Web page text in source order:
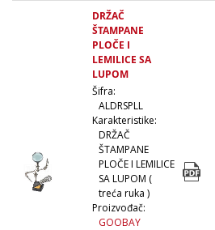
DRŽAČ
ŠTAMPANE
PLOČE I
LEMILICE SA
LUPOM
Šifra:
ALDRSPLL
Karakteristike:
DRŽAČ
ŠTAMPANE
PLOČE I LEMILICE
SA LUPOM (
treća ruka )
Proizvođač:
GOOBAY